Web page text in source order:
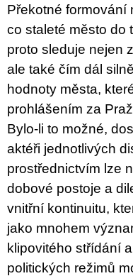
Překotné formování
co staleté město do
proto sleduje nejen
ale také čím dál
hodnoty města,
prohlášením za
Bylo-li to možné,
aktéři jednotlivých
prostřednictvím lze
dobové postoje a
vnitřní kontinuitu,
jako mnohem
klipovitého střídání
politických režimů